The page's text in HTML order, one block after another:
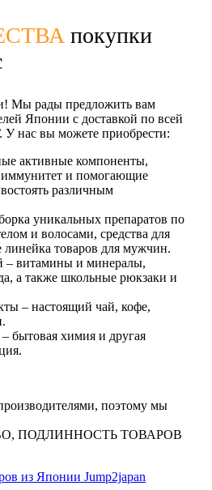
покупки
Мы рады предложить вам
Японии с доставкой по всей
нас вы можете приобрести:
активные компоненты,
и помогающие
различным
уникальных препаратов по
и волосами, средства для
линейка товаров для мужчин.
– витамины и минералы,
а также школьные рюкзаки и
– настоящий чай, кофе,
– бытовая химия и другая
поэтому мы
ПОДЛИННОСТЬ ТОВАРОВ